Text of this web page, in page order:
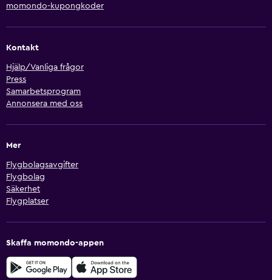
momondo-kupongkoder
Kontakt
Hjälp/Vanliga frågor
Press
Samarbetsprogram
Annonsera med oss
Mer
Flygbolagsavgifter
Flygbolag
Säkerhet
Flygplatser
Skaffa momondo-appen